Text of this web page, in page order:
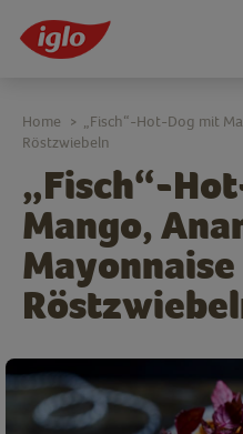
„Fisch“-
Mango,
Mayonnaise
Home >
„Fisch“-Hot-Dog mit
Röstzwiebeln